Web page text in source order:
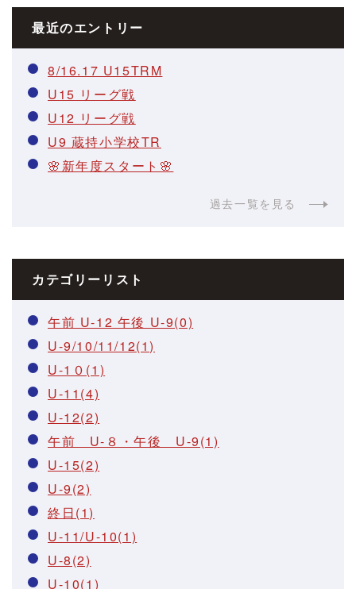
最近のエントリー
8/16.17 U15TRM
U15 リーグ戦
U12 リーグ戦
U9 蔵持小学校TR
🌸新年度スタート🌸
過去一覧を見る
カテゴリーリスト
午前 U-12 午後 U-9(0)
U-9/10/11/12(1)
U-1０(1)
U-11(4)
U-12(2)
午前 U-８・午後 U-9(1)
U-15(2)
U-9(2)
終日(1)
U-11/U-10(1)
U-8(2)
U-10(1)